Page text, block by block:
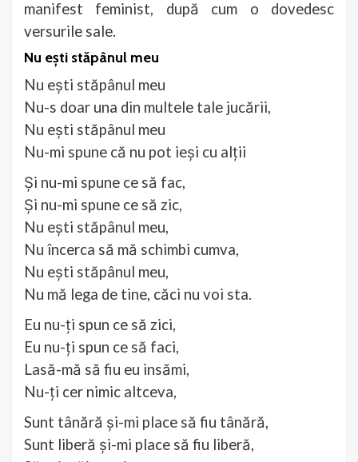
manifest feminist, după cum o dovedesc
versurile sale.
Nu ești stăpânul meu
Nu ești stăpânul meu
Nu-s doar una din multele tale jucării,
Nu ești stăpânul meu
Nu-mi spune că nu pot ieși cu alții
Și nu-mi spune ce să fac,
Și nu-mi spune ce să zic,
Nu ești stăpânul meu,
Nu încerca să mă schimbi cumva,
Nu ești stăpânul meu,
Nu mă lega de tine, căci nu voi sta.
Eu nu-ți spun ce să zici,
Eu nu-ți spun ce să faci,
Lasă-mă să fiu eu insămi,
Nu-ți cer nimic altceva,
Sunt tânără și-mi place să fiu tânără,
Sunt liberă și-mi place să fiu liberă,